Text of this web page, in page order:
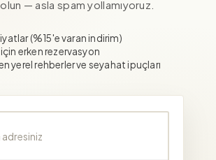
— asla spam yollamıyoruz.
(%15'e varan indirim)
erken rezervasyon
yerel rehberler ve seyahat ipuçları